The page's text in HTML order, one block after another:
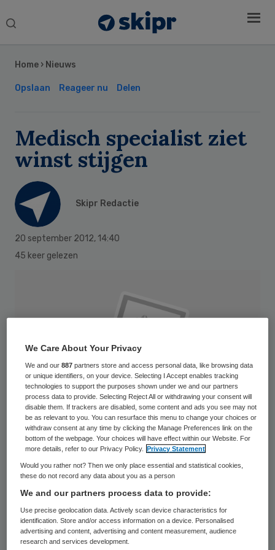
Search
Home › Nieuws
Opslaan Reageer nu Delen
Medisch specialist ziet
winst stijgen
Skipr Redactie
20 september 2012, 14:40
45 keer gelezen
Zelfstandig werkzame medisch specialisten
zagen hun winsten in de periode 2001 tot
2009 elk jaar gemiddeld met 8 procent
stijgen. Zelfstandige huisartsen en
Sidebar
We Care About Your Privacy
We and our887 partners store and access personal data, like browsing data
or unique identifiers, on your device. Selecting I Accept enables tracking
technologies to support the purposes shown under we and our partners
process data to provide. Selecting Reject All or withdrawing your consent will
disable them. If trackers are disabled, some content and ads you see may not
be as relevant to you. You can resurface this menu to change your choices or
withdraw consent at any time by clicking the Manage Preferences link on the
bottom of the webpage. Your choices will have effect within our Website. For
more details, refer to our Privacy Policy.
Privacy Statement
Would you rather not? Then we only place essential and statistical cookies,
these do not record any data about you as a person
We and our partners process data to provide:
Use precise geolocation data. Actively scan device characteristics for
identification. Store and/or access information on a device. Personalised
advertising and content, advertising and content measurement, audience
research and services development.